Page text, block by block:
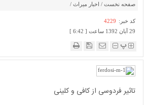
صفحه نخست / اخبار میراث /
کد خبر: 4229
29 آبان 1392 ساعت [ 6:42 ]
پ
تاثیر فردوسی از کافی و کلینی